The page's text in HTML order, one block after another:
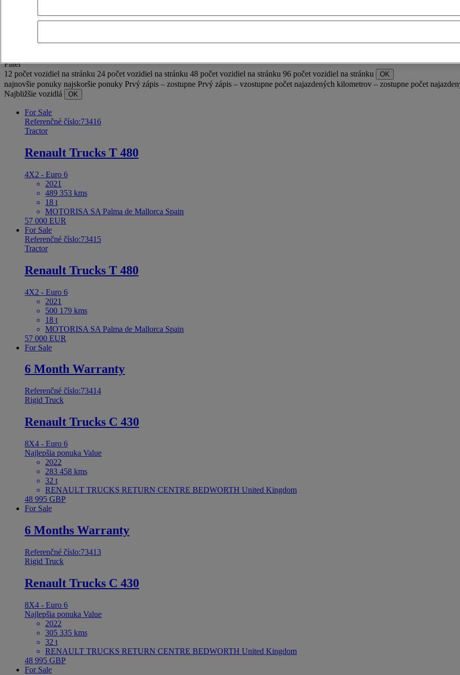
OK
Aplikovať
Filter
12 počet vozidiel na stránku 24 počet vozidiel na stránku 48 počet vozidiel na stránku 96 počet vozidiel na stránku OK
najnovšie ponuky najskoršie ponuky Prvý zápis – zostupne Prvý zápis – vzostupne počet najazdených kilometrov – zostupne počet
Najbližšie vozidlá
OK
For Sale
Referenčné číslo:73416
Tractor
Renault Trucks T 480
4X2 - Euro 6
2021
489 353 kms
18 t
MOTORISA SA Palma de Mallorca Spain
57 000 EUR
For Sale
Referenčné číslo:73415
Tractor
Renault Trucks T 480
4X2 - Euro 6
2021
500 179 kms
18 t
MOTORISA SA Palma de Mallorca Spain
57 000 EUR
For Sale
6 Month Warranty
Referenčné číslo:73414
Rigid Truck
Renault Trucks C 430
8X4 - Euro 6
Najlepšia ponuka Value
2022
283 458 kms
32 t
RENAULT TRUCKS RETURN CENTRE BEDWORTH United Kingdom
48 995 GBP
For Sale
6 Months Warranty
Referenčné číslo:73413
Rigid Truck
Renault Trucks C 430
8X4 - Euro 6
Najlepšia ponuka Value
2022
305 335 kms
32 t
RENAULT TRUCKS RETURN CENTRE BEDWORTH United Kingdom
48 995 GBP
For Sale